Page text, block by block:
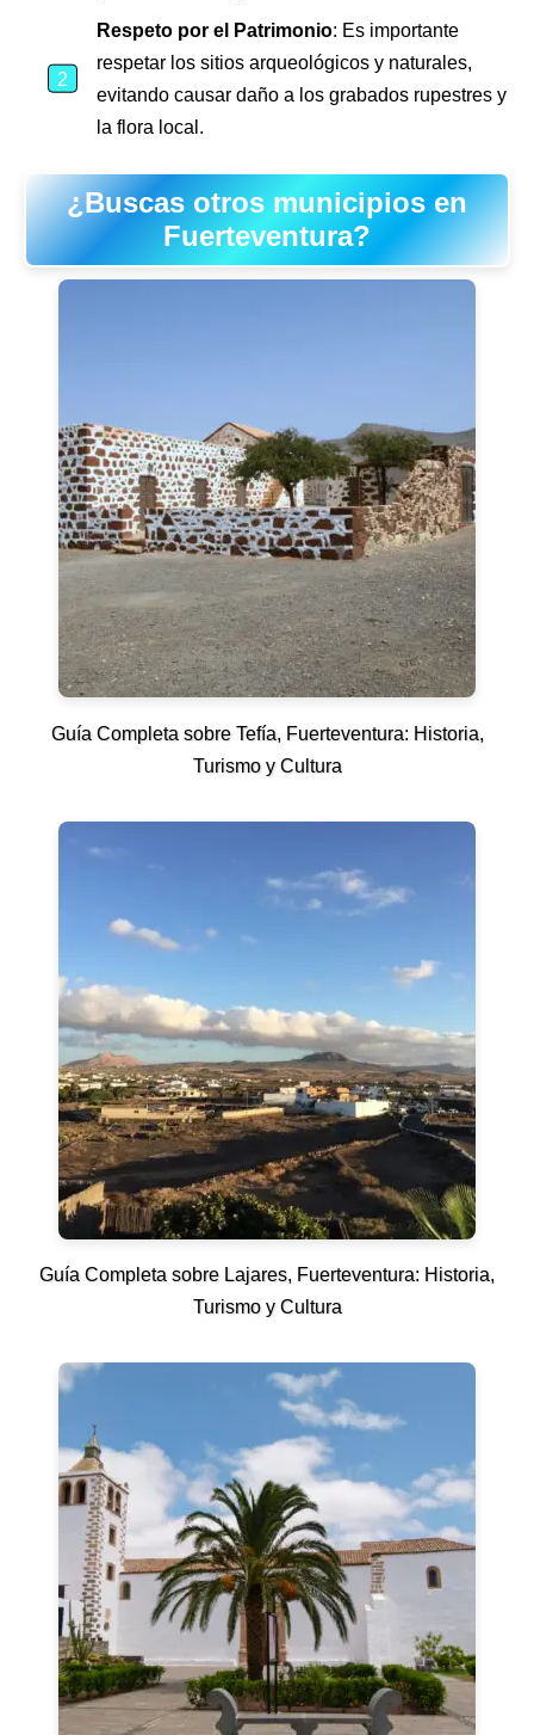
Respeto por el Patrimonio: Es importante
respetar los sitios arqueológicos y naturales,
evitando causar daño a los grabados rupestres y
la flora local.
¿Buscas otros municipios en
Fuerteventura?
Guía Completa sobre Tefía, Fuerteventura: Historia,
Turismo y Cultura
Guía Completa sobre Lajares, Fuerteventura: Historia,
Turismo y Cultura